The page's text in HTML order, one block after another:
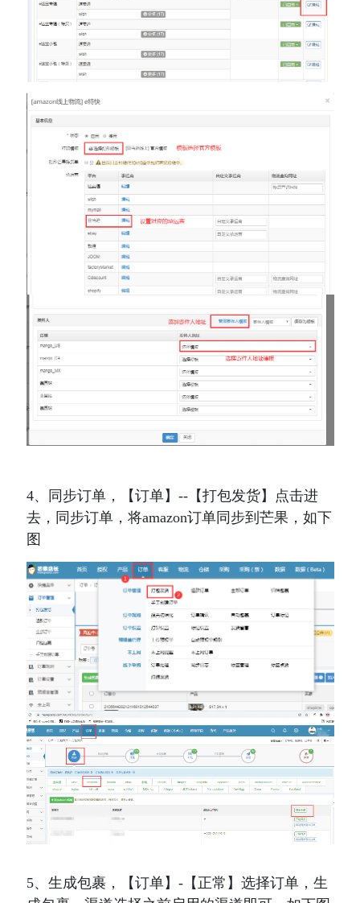
4、同步订单， 【订单】--【打包发货】点击进
去，同步订单，将amazon订单同步到芒果，如下
图
5、生成包裹，【订单】-【正常】选择订单，生